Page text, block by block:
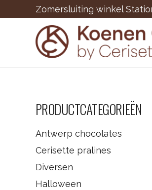
Zomersluiting winkel
PRODUCTCATEGORIEËN
Antwerp chocolates
Cerisette pralines
Diversen
Halloween